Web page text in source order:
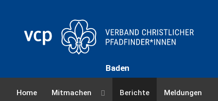
Baden
Home Mitmachen Berichte Meldungen